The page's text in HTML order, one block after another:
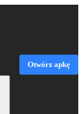
Otwórz apkę